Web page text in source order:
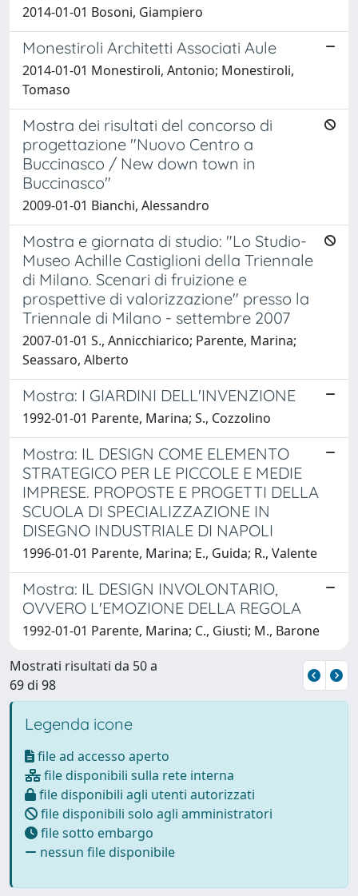
2014-01-01 Bosoni, Giampiero
Monestiroli Architetti Associati Aule
2014-01-01 Monestiroli, Antonio; Monestiroli,
Tomaso
Mostra dei risultati del concorso di
progettazione "Nuovo Centro a
Buccinasco / New down town in
Buccinasco"
2009-01-01 Bianchi, Alessandro
Mostra e giornata di studio: "Lo Studio-
Museo Achille Castiglioni della Triennale
di Milano. Scenari di fruizione e
prospettive di valorizzazione" presso la
Triennale di Milano - settembre 2007
2007-01-01 S., Annicchiarico; Parente, Marina;
Seassaro, Alberto
Mostra: I GIARDINI DELL'INVENZIONE
1992-01-01 Parente, Marina; S., Cozzolino
Mostra: IL DESIGN COME ELEMENTO
STRATEGICO PER LE PICCOLE E MEDIE
IMPRESE. PROPOSTE E PROGETTI DELLA
SCUOLA DI SPECIALIZZAZIONE IN
DISEGNO INDUSTRIALE DI NAPOLI
1996-01-01 Parente, Marina; E., Guida; R., Valente
Mostra: IL DESIGN INVOLONTARIO,
OVVERO L'EMOZIONE DELLA REGOLA
1992-01-01 Parente, Marina; C., Giusti; M., Barone
Mostrati risultati da 50 a
69 di 98
Legenda icone
file ad accesso aperto
file disponibili sulla rete interna
file disponibili agli utenti autorizzati
file disponibili solo agli amministratori
file sotto embargo
nessun file disponibile